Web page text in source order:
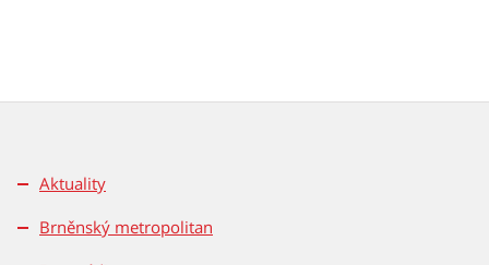
Aktuality
Brněnský metropolitan